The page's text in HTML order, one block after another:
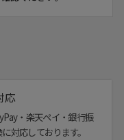
応
・楽天ペイ・銀行振
対応しております。